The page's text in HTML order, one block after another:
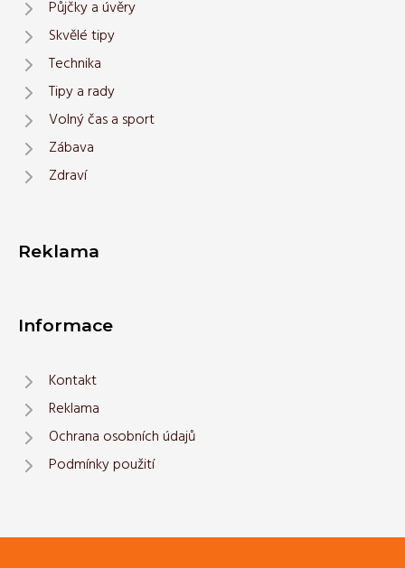
Půjčky a úvěry
Skvělé tipy
Technika
Tipy a rady
Volný čas a sport
Zábava
Zdraví
Reklama
Informace
Kontakt
Reklama
Ochrana osobních údajů
Podmínky použití